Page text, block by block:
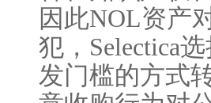
因此NOL资产
犯， Selectica选
发门槛的方式